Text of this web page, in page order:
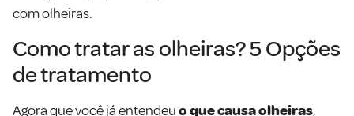
com olheiras.
Como tratar as olheiras? 5 Opções
de tratamento
Agora que você já entendeuo que causa olheiras,